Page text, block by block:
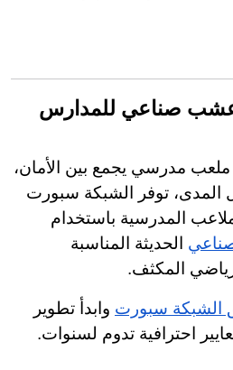
عشب صناعي للمدارس
مدرسي يجمع بين الأمان،
المدى، توفر الشبكة سبورت
المدرسية باستخدام
الحديثة المناسبة
المكثف.
الشبكة سبورت وابدأ تطوير
احترافية تدوم لسنوات.